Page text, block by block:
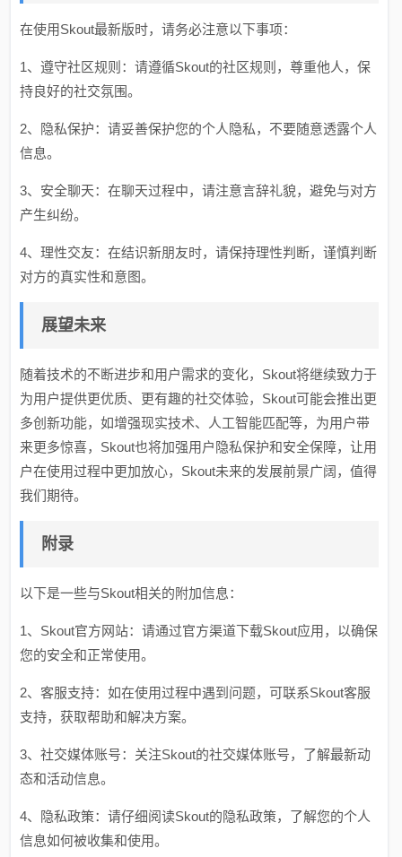
在使用Skout最新版时，请务必注意以下事项：
1、遵守社区规则：请遵循Skout的社区规则，尊重他人，保
持良好的社交氛围。
2、隐私保护：请妥善保护您的个人隐私，不要随意透露个人
信息。
3、安全聊天：在聊天过程中，请注意言辞礼貌，避免与对方
产生纠纷。
4、理性交友：在结识新朋友时，请保持理性判断，谨慎判断
对方的真实性和意图。
展望未来
随着技术的不断进步和用户需求的变化，Skout将继续致力于
为用户提供更优质、更有趣的社交体验，Skout可能会推出更
多创新功能，如增强现实技术、人工智能匹配等，为用户带
来更多惊喜，Skout也将加强用户隐私保护和安全保障，让用
户在使用过程中更加放心，Skout未来的发展前景广阔，值得
我们期待。
附录
以下是一些与Skout相关的附加信息：
1、Skout官方网站：请通过官方渠道下载Skout应用，以确保
您的安全和正常使用。
2、客服支持：如在使用过程中遇到问题，可联系Skout客服
支持，获取帮助和解决方案。
3、社交媒体账号：关注Skout的社交媒体账号，了解最新动
态和活动信息。
4、隐私政策：请仔细阅读Skout的隐私政策，了解您的个人
信息如何被收集和使用。